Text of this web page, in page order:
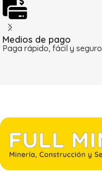
Medios de pago
Paga rápido, fácil y seguro